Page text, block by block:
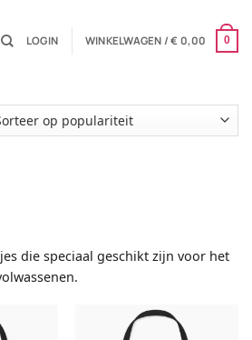
LOGIN WINKELWAGEN /€ 0,00 0
die speciaal geschikt zijn voor het